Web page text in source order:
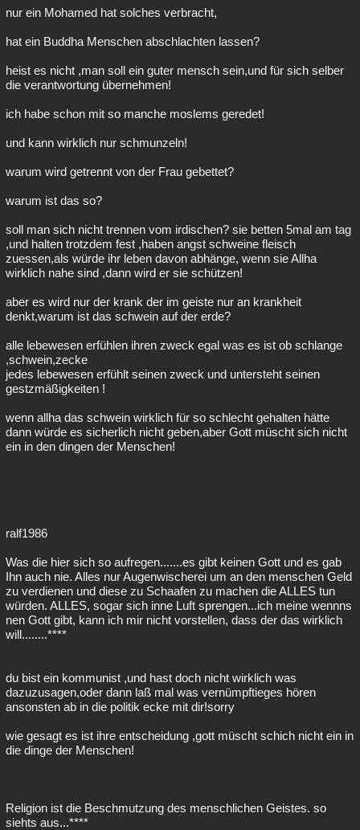
nur ein Mohamed hat solches verbracht,
hat ein Buddha Menschen abschlachten lassen?
heist es nicht ,man soll ein guter mensch sein,und für sich selber
die verantwortung übernehmen!
ich habe schon mit so manche moslems geredet!
und kann wirklich nur schmunzeln!
warum wird getrennt von der Frau gebettet?
warum ist das so?
soll man sich nicht trennen vom irdischen? sie betten 5mal am tag
,und halten trotzdem fest ,haben angst schweine fleisch
zuessen,als würde ihr leben davon abhänge, wenn sie Allha
wirklich nahe sind ,dann wird er sie schützen!
aber es wird nur der krank der im geiste nur an krankheit
denkt,warum ist das schwein auf der erde?
alle lebewesen erfühlen ihren zweck egal was es ist ob schlange
,schwein,zecke
jedes lebewesen erfühlt seinen zweck und untersteht seinen
gestzmäßigkeiten !
wenn allha das schwein wirklich für so schlecht gehalten hätte
dann würde es sicherlich nicht geben,aber Gott müscht sich nicht
ein in den dingen der Menschen!
ralf1986
Was die hier sich so aufregen.......es gibt keinen Gott und es gab
Ihn auch nie. Alles nur Augenwischerei um an den menschen Geld
zu verdienen und diese zu Schaafen zu machen die ALLES tun
würden. ALLES, sogar sich inne Luft sprengen...ich meine wennns
nen Gott gibt, kann ich mir nicht vorstellen, dass der das wirklich
will........****
du bist ein kommunist ,und hast doch nicht wirklich was
dazuzusagen,oder dann laß mal was vernümpftieges hören
ansonsten ab in die politik ecke mit dir!sorry
wie gesagt es ist ihre entscheidung ,gott müscht schich nicht ein in
die dinge der Menschen!
Religion ist die Beschmutzung des menschlichen Geistes. so
siehts aus...****